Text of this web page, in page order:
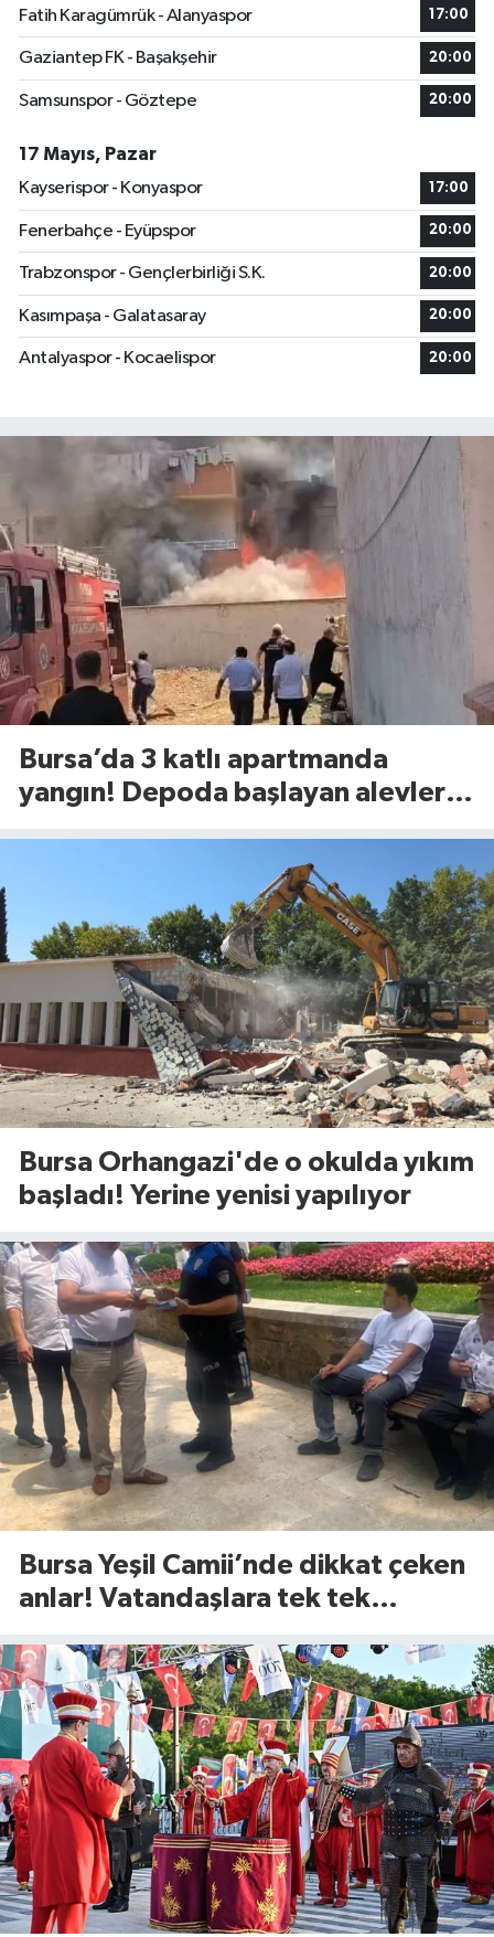
Fatih Karagümrük - Alanyaspor
17:00
Gaziantep FK - Başakşehir 20:00
Samsunspor - Göztepe 20:00
17 Mayıs, Pazar
Kayserispor - Konyaspor
17:00
Fenerbahçe - Eyüpspor 20:00
Trabzonspor - Gençlerbirliği S.K. 20:00
Kasımpaşa - Galatasaray 20:00
Antalyaspor - Kocaelispor 20:00
Bursa’da 3 katlı apartmanda
yangın! Depoda başlayan alevler
Bursa Orhangazi'de o okulda yıkım
başladı! Yerine yenisi yapılıyor
Bursa Yeşil Camii’nde dikkat çeken
anlar! Vatandaşlara tek tek